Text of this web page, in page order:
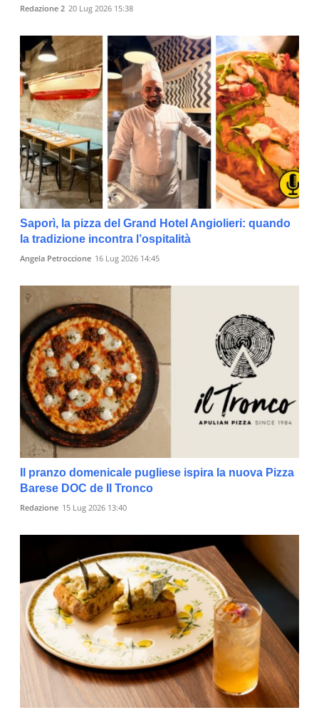
Redazione 2 20 Lug 2026 15:38
Saporì, la pizza del Grand Hotel Angiolieri: quando
la tradizione incontra l’ospitalità
Angela Petroccione 16 Lug 2026 14:45
Il pranzo domenicale pugliese ispira la nuova Pizza
Barese DOC de Il Tronco
Redazione 15 Lug 2026 13:40